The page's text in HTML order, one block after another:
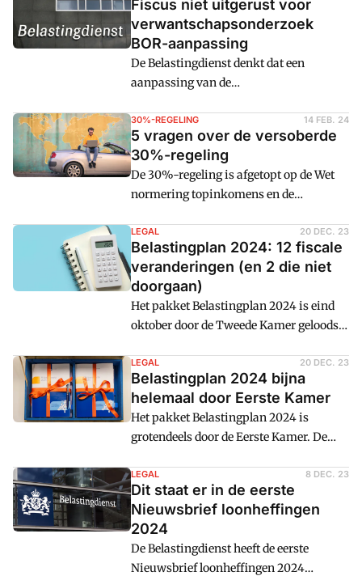
Fiscus niet uitgerust voor
verwantschapsonderzoek
BOR-aanpassing
De Belastingdienst denkt dat een
aanpassing van de
risico tot procesverstoring met zich
meebrengt. Onder de nieuwe
voorwaarden die vanaf 1 januari 2025
gelden, moet de fiscus meer onderzoek
uitvoeren naar deelnemers.
30%-REGELING 14 FEB. 24
5 vragen over de versoberde
30%-regeling
De 30%-regeling is afgetopt op de Wet
normering topinkomens en de
ondernemers over aspecten van deze
versobering. Een Kennisgroep van de
fiscus heeft naar aanleiding daarvan
enkele standpunten ingenomen ter
verduidelijking. Cm: zet ze op een rij.
LEGAL 20 DEC. 23
Belastingplan 2024: 12 fiscale
veranderingen (en 2 die niet
doorgaan)
Het pakket Belastingplan 2024 is eind
oktober door de Tweede Kamer geloodst
Eerste Kamer. Er is wel een aantal
moties en amendementen aangenomen
waardoor details veranderen ten
opzichte van de eerdere plannen. Cm: zet
op een rij wat er per 1 januari 2024
LEGAL 20 DEC. 23
Belastingplan 2024 bijna
helemaal door Eerste Kamer
Het pakket Belastingplan 2024 is
grotendeels door de Eerste Kamer. De
industrie en elektriciteit kon geen
meerderheid vinden en is verworpen.
Verder nam de senaat 15 moties aan.
LEGAL 8 DEC. 23
Dit staat er in de eerste
Nieuwsbrief loonheffingen
2024
De Belastingdienst heeft de eerste
Nieuwsbrief loonheffingen 2024